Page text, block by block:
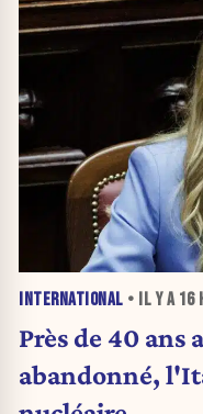
INTERNATIONAL • IL Y A 16
Près de 40 ans
abandonné,